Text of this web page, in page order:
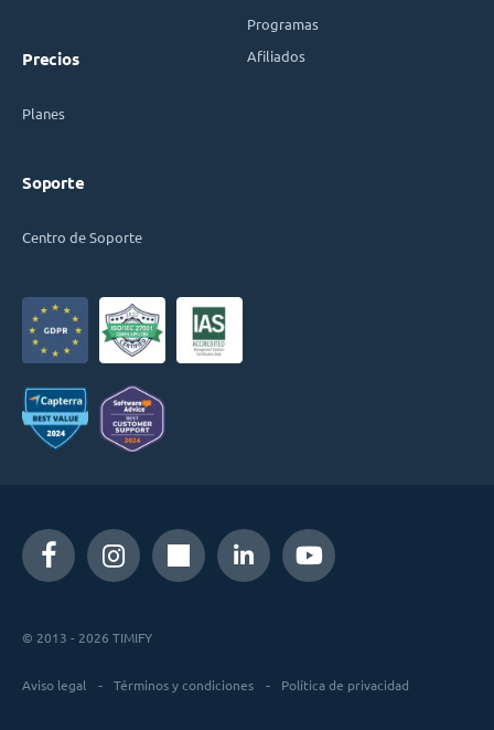
Precios
Planes
Soporte
Centro de Soporte
Programas
Afiliados
© 2013 - 2026 TIMIFY
Aviso legal Términos y condiciones Política de privacidad